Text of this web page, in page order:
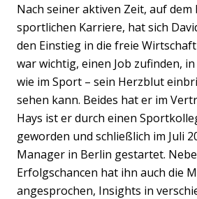
Nach seiner aktiven Zeit, auf
sportlichen Karriere, hat sich
den Einstieg in die freie
war wichtig, einen Job zufinden,
wie im Sport – sein Herzblut
sehen kann. Beides hat er im
Hays ist er durch einen
geworden und schließlich im Juli
Manager in Berlin gestartet.
Erfolgschancen hat ihn auch die
angesprochen, Insights in